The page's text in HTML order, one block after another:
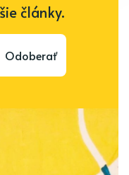
články.
Odoberať